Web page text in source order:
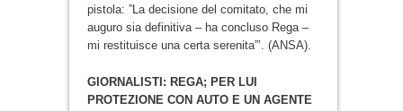
pistola: ”La decisione del comitato, che mi
auguro sia definitiva – ha concluso Rega –
mi restituisce una certa serenita”’. (ANSA).
GIORNALISTI: REGA; PER LUI
PROTEZIONE CON AUTO E UN AGENTE